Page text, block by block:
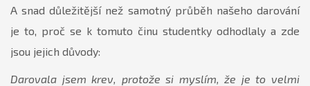
A snad důležitější než samotný průběh našeho darování
je to, proč se k tomuto činu studentky odhodlaly a zde
jsou jejich důvody:
Darovala jsem krev, protože si myslím, že je to velmi